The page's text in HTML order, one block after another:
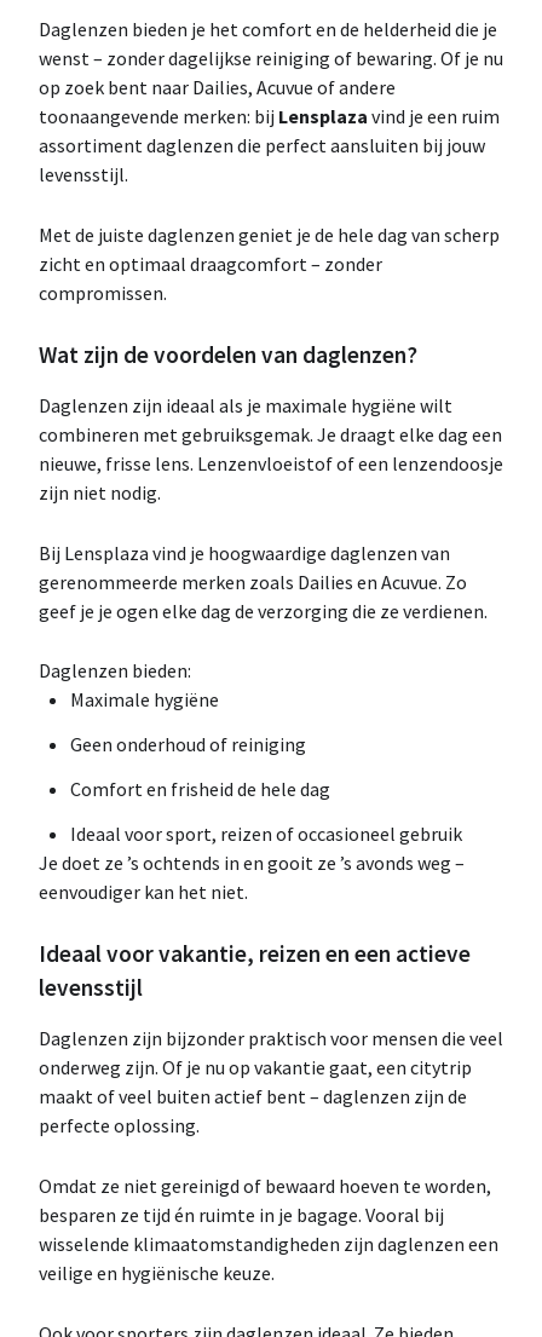
Daglenzen bieden je het comfort en de helderheid die je
wenst – zonder dagelijkse reiniging of bewaring. Of je nu
op zoek bent naar Dailies, Acuvue of andere
toonaangevende merken: bij Lensplaza vind je een ruim
assortiment daglenzen die perfect aansluiten bij jouw
levensstijl.
Met de juiste daglenzen geniet je de hele dag van scherp
zicht en optimaal draagcomfort – zonder
compromissen.
Wat zijn de voordelen van daglenzen?
Daglenzen zijn ideaal als je maximale hygiëne wilt
combineren met gebruiksgemak. Je draagt elke dag een
nieuwe, frisse lens. Lenzenvloeistof of een lenzendoosje
zijn niet nodig.
Bij Lensplaza vind je hoogwaardige daglenzen van
gerenommeerde merken zoals Dailies en Acuvue. Zo
geef je je ogen elke dag de verzorging die ze verdienen.
Daglenzen bieden:
Maximale hygiëne
Geen onderhoud of reiniging
Comfort en frisheid de hele dag
Ideaal voor sport, reizen of occasioneel gebruik
Je doet ze ’s ochtends in en gooit ze ’s avonds weg –
eenvoudiger kan het niet.
Ideaal voor vakantie, reizen en een actieve
levensstijl
Daglenzen zijn bijzonder praktisch voor mensen die veel
onderweg zijn. Of je nu op vakantie gaat, een citytrip
maakt of veel buiten actief bent – daglenzen zijn de
perfecte oplossing.
Omdat ze niet gereinigd of bewaard hoeven te worden,
besparen ze tijd én ruimte in je bagage. Vooral bij
wisselende klimaatomstandigheden zijn daglenzen een
veilige en hygiënische keuze.